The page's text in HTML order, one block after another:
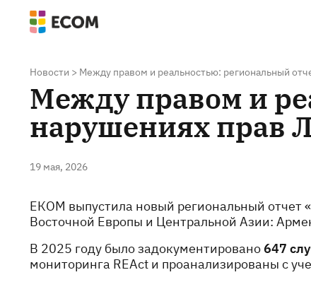
Новости > Между правом и реальностью: региональный
Между правом и
нарушениях прав
19 мая, 2026
ЕКОМ выпустила новый региональный отчет
Восточной Европы и Центральной Азии:
В 2025 году было задокументировано 647
мониторинга REAct и проанализированы с